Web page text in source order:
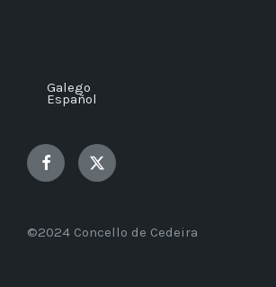
Galego
Español
Facebook Twitter
©2024 Concello de Cedeira